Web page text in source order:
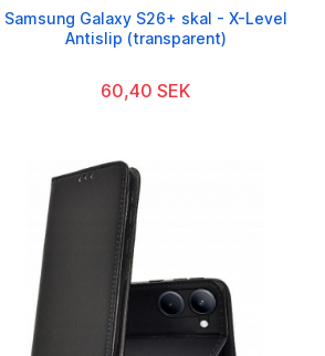
Samsung Galaxy S26+ skal - X-Level
Antislip (transparent)
60,40 SEK